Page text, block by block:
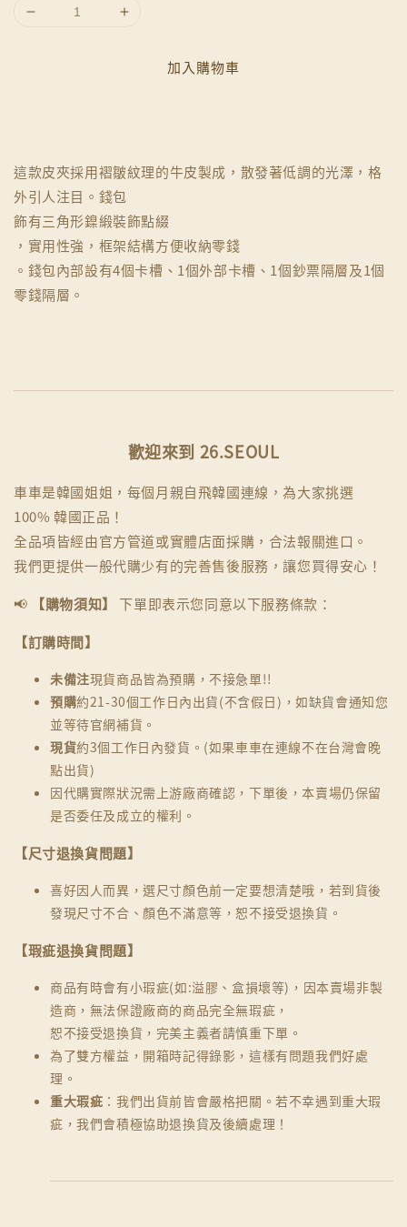
加入購物車
這款皮夾採用褶皺紋理的牛皮製成，散發著低調的光澤，格
外引人注目。錢包
飾有三角形鎳緞裝飾點綴
，實用性強，框架結構方便收納零錢
。錢包內部設有4個卡槽、1個外部卡槽、1個鈔票隔層及1個
零錢隔層。
歡迎來到 26.SEOUL
車車是韓國姐姐，每個月親自飛韓國連線，為大家挑選
100% 韓國正品！
全品項皆經由官方管道或實體店面採購，合法報關進口。
我們更提供一般代購少有的完善售後服務，讓您買得安心！
📢
【購物須知】
下單即表示您同意以下服務條款：
【訂購時間】
未備注現貨商品皆為預購，不接急單!!
預購約21-30個工作日內出貨(不含假日)，如缺貨會通知您
並等待官網補貨。
現貨約3個工作日內發貨。(如果車車在連線不在台灣會晚
點出貨)
因代購實際狀況需上游廠商確認，下單後，本賣場仍保留
是否委任及成立的權利。
【尺寸退換貨問題】
喜好因人而異，選尺寸顏色前一定要想清楚哦，若到貨後
發現尺寸不合、顏色不滿意等，恕不接受退換貨。
【瑕疵退換貨問題】
商品有時會有小瑕疵(如:溢膠、盒損壞等)，因本賣場非製
造商，無法保證廠商的商品完全無瑕疵，
恕不接受退換貨，完美主義者請慎重下單。
為了雙方權益，開箱時記得錄影，這樣有問題我們好處
理。
重大瑕疵 ：我們出貨前皆會嚴格把關。若不幸遇到重大瑕
疵，我們會積極協助退換貨及後續處理！